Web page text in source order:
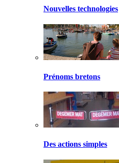
Nouvelles technologies
Prénoms bretons
Des actions simples